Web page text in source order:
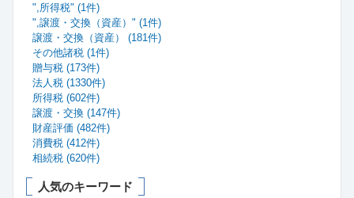
",所得税" (1件)
",譲渡・交換（資産）" (1件)
譲渡・交換（資産） (181件)
その他諸税 (1件)
贈与税 (173件)
法人税 (1330件)
所得税 (602件)
譲渡・交換 (147件)
財産評価 (482件)
消費税 (412件)
相続税 (620件)
人気のキーワード